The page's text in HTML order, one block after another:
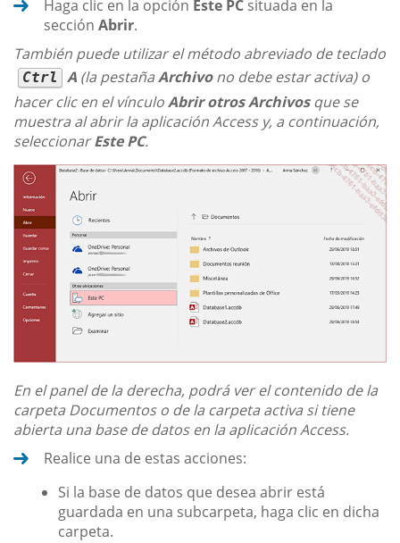
Haga clic en la opción Este PC situada en la
sección Abrir.
También puede utilizar el método abreviado de teclado
Ctrl A (la pestañaArchivono debe estar activa) o
hacer clic en el vínculoAbrir otros Archivosque se
muestra al abrir la aplicación Access y, a continuación,
seleccionarEste PC.
En el panel de la derecha, podrá ver el contenido de la
carpeta Documentos o de la carpeta activa si tiene
abierta una base de datos en la aplicación Access.
Realice una de estas acciones:
Si la base de datos que desea abrir está
guardada en una subcarpeta, haga clic en dicha
carpeta.